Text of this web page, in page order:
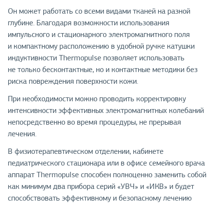
Он может работать со всеми видами тканей на разной
глубине. Благодаря возможности использования
импульсного и стационарного электромагнитного поля
и компактному расположению в удобной ручке катушки
индуктивности Thermopulse позволяет использовать
не только бесконтактные, но и контактные методики без
риска повреждения поверхности кожи.
При необходимости можно проводить корректировку
интенсивности эффективных электромагнитных колебаний
непосредственно во время процедуры, не прерывая
лечения.
В физиотерапевтическом отделении, кабинете
педиатрического стационара или в офисе семейного врача
аппарат Thermopulse способен полноценно заменить собой
как минимум два прибора серий «УВЧ» и «ИКВ» и будет
способствовать эффективному и безопасному лечению